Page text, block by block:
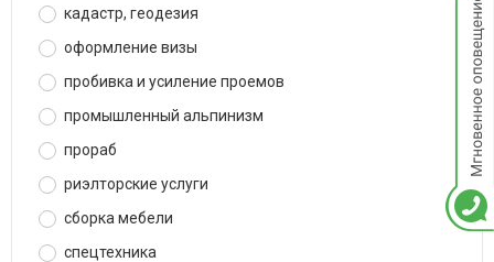
кадастр, геодезия
оформление визы
пробивка и усиление проемов
промышленный альпинизм
прораб
риэлторские услуги
сборка мебели
спецтехника